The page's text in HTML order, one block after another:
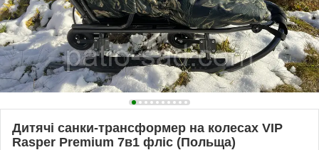
Дитячі санки-трансформер на колесах VIP
Rasper Premium 7в1 фліс (Польща)